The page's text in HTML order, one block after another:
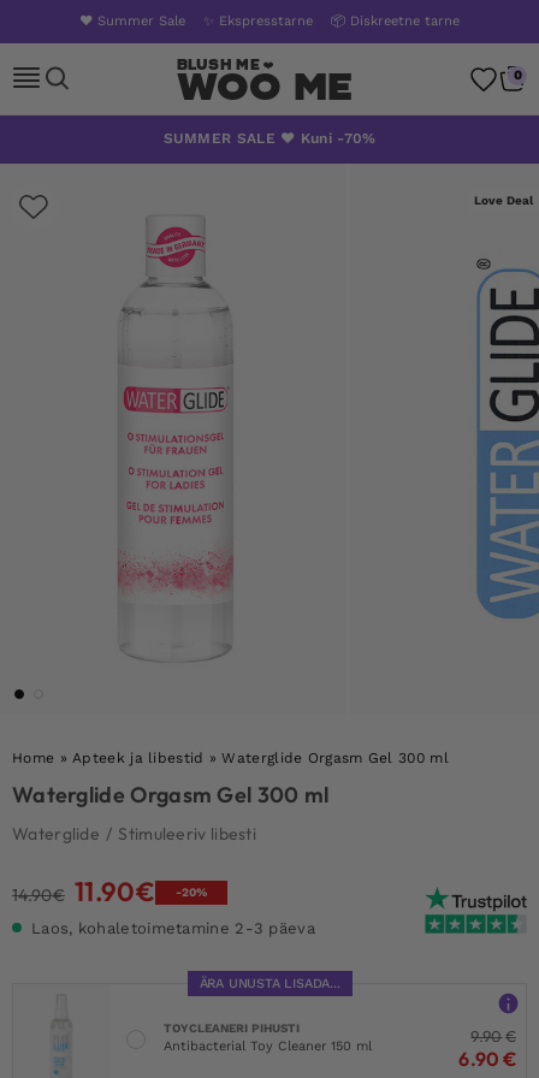
❤️ Summer Sale ✨ Ekspresstarne 📦 Diskreetne tarne
Woo Me 0
SUMMER SALE ❤️ Kuni -70%
Love Deal
Home » Apteek ja libestid »Waterglide Orgasm Gel 300 ml
Waterglide Orgasm Gel 300 ml
Waterglide / Stimuleeriv libesti
14.90€ Algne
11.90€Current
11.90€.
-20%
Laos, kohaletoimetamine 2-3 päeva
ÄRA UNUSTA LISADA...
TOYCLEANERI PIHUSTI
Antibacterial Toy Cleaner 150 ml
9.90€
6.90 €